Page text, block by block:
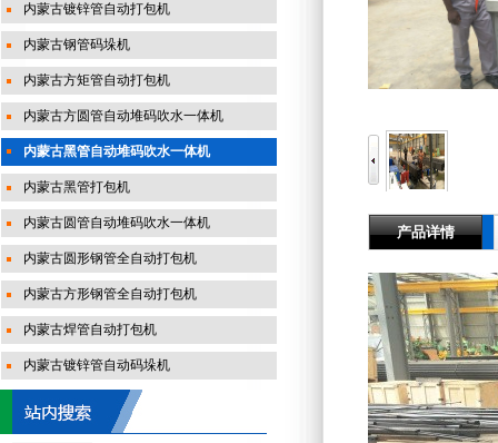
产品详情
内蒙古镀锌管自动打包机
内蒙古钢管码垛机
内蒙古方矩管自动打包机
内蒙古方圆管自动堆码吹水一体机
内蒙古黑管自动堆码吹水一体机
内蒙古黑管打包机
内蒙古圆管自动堆码吹水一体机
内蒙古圆形钢管全自动打包机
内蒙古方形钢管全自动打包机
内蒙古焊管自动打包机
内蒙古镀锌管自动码垛机